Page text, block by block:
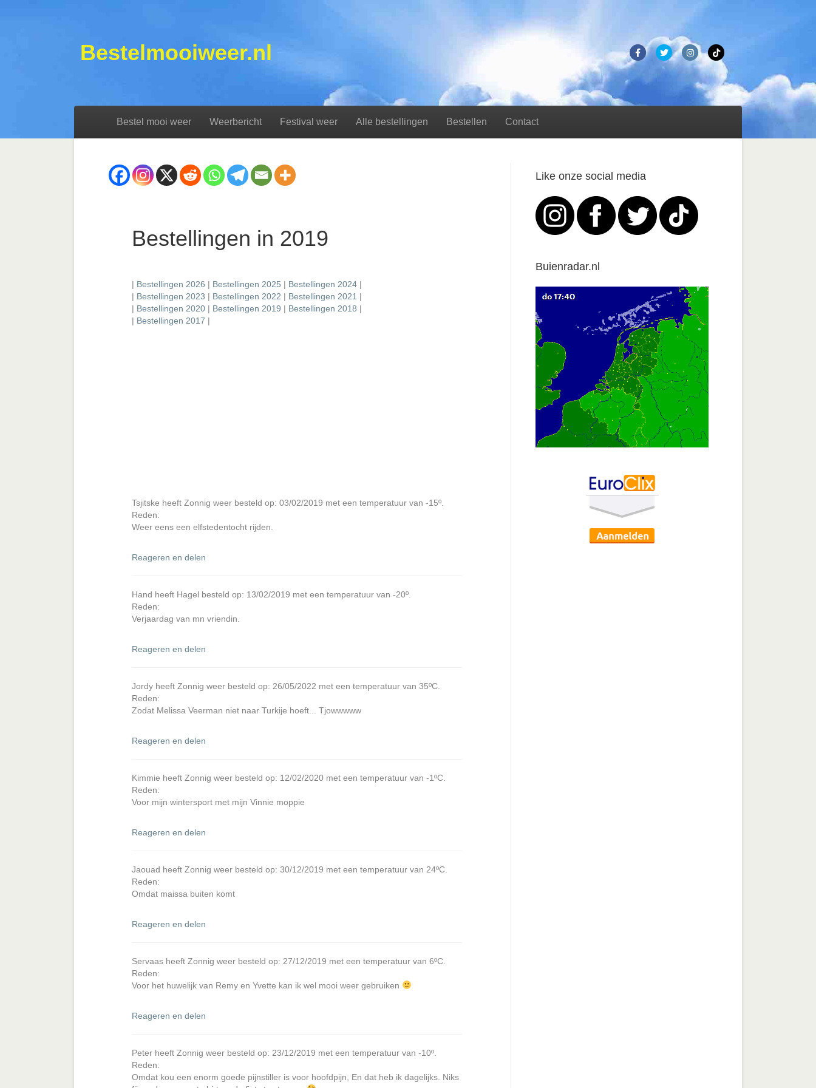
Bestelmooiweer.nl FacebookTwitterInstagram
Bestel mooi weer Weerbericht Festival weer Alle bestellingen Bestellen Contact
Bestellingen in 2019
| Bestellingen 2026 | Bestellingen 2025 | Bestellingen 2024 |
| Bestellingen 2023 | Bestellingen 2022 | Bestellingen 2021 |
| Bestellingen 2020 | Bestellingen 2019 | Bestellingen 2018 |
| Bestellingen 2017 |
Tsjitske heeft Zonnig weer besteld op: 03/02/2019 met een temperatuur van -15º.
Reden:
Weer eens een elfstedentocht rijden.
Reageren en delen
Hand heeft Hagel besteld op: 13/02/2019 met een temperatuur van -20º.
Reden:
Verjaardag van mn vriendin.
Reageren en delen
Jordy heeft Zonnig weer besteld op: 26/05/2022 met een temperatuur van 35ºC.
Reden:
Zodat Melissa Veerman niet naar Turkije hoeft... Tjowwwww
Reageren en delen
Kimmie heeft Zonnig weer besteld op: 12/02/2020 met een temperatuur van -1ºC.
Reden:
Voor mijn wintersport met mijn Vinnie moppie
Reageren en delen
Jaouad heeft Zonnig weer besteld op: 30/12/2019 met een temperatuur van 24ºC.
Reden:
Omdat maissa buiten komt
Reageren en delen
Servaas heeft Zonnig weer besteld op: 27/12/2019 met een temperatuur van 6ºC.
Reden:
Voor het huwelijk van Remy en Yvette kan ik wel mooi weer gebruiken
Reageren en delen
Peter heeft Zonnig weer besteld op: 23/12/2019 met een temperatuur van -10º.
Reden:
Omdat kou een enorm goede pijnstiller is voor hoofdpijn, En dat heb ik dagelijks. Niks
Like onze social media
Buienradar.nl